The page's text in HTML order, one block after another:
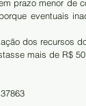
prazo menor de
eventuais
dos recursos
mais de R$